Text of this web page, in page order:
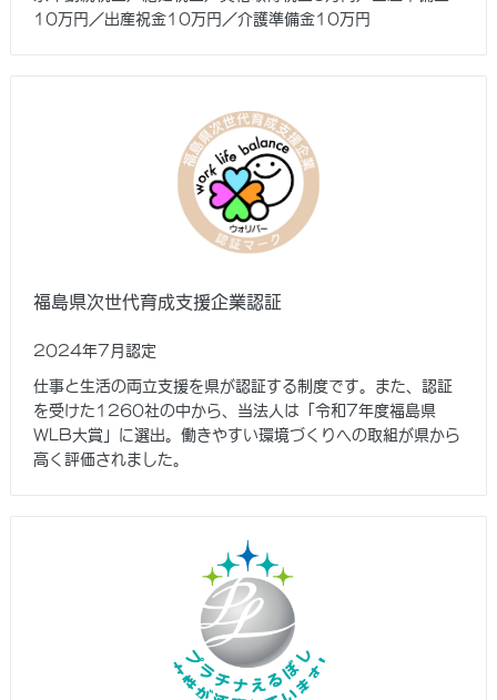
10万円／出産祝金10万円／介護準備金10万円
福島県次世代育成支援企業認証
2024年7月認定
仕事と生活の両立支援を県が認証する制度です。また、認証
を受けた1260社の中から、当法人は「令和7年度福島県
WLB大賞」に選出。働きやすい環境づくりへの取組が県から
高く評価されました。